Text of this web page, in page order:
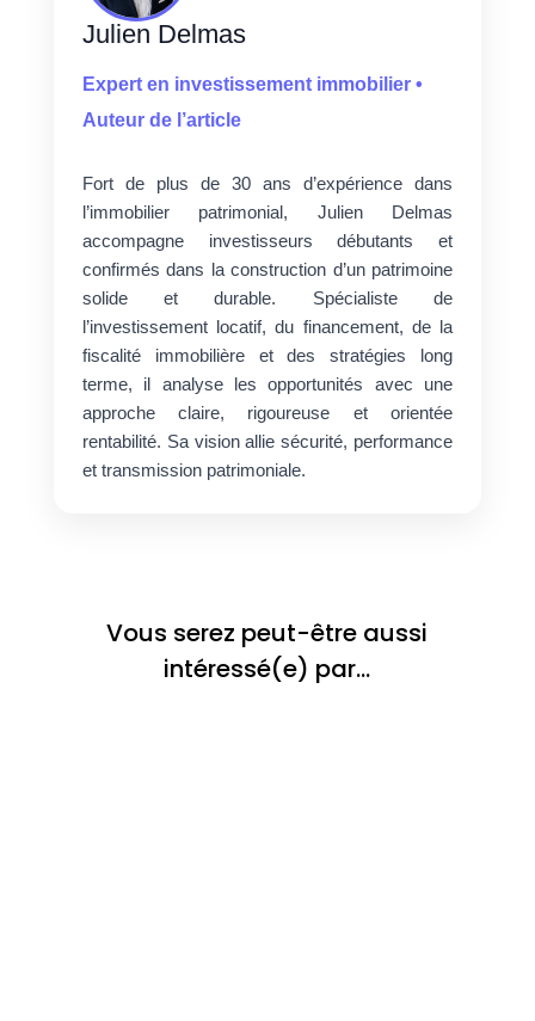
Julien Delmas
Expert en investissement immobilier •
Auteur de l’article
Fort de plus de 30 ans d’expérience dans
l’immobilier patrimonial, Julien Delmas
accompagne investisseurs débutants et
confirmés dans la construction d’un patrimoine
solide et durable. Spécialiste de
l’investissement locatif, du financement, de la
fiscalité immobilière et des stratégies long
terme, il analyse les opportunités avec une
approche claire, rigoureuse et orientée
rentabilité. Sa vision allie sécurité, performance
et transmission patrimoniale.
Vous serez peut-être aussi
intéressé(e) par…